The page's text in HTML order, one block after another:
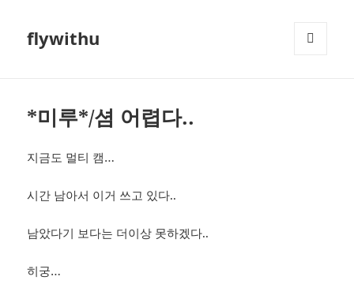
flywithu
*미루*/셤 어렵다..
지금도 멀티 캠…
시간 남아서 이거 쓰고 있다..
남았다기 보다는 더이상 못하겠다..
히궁…